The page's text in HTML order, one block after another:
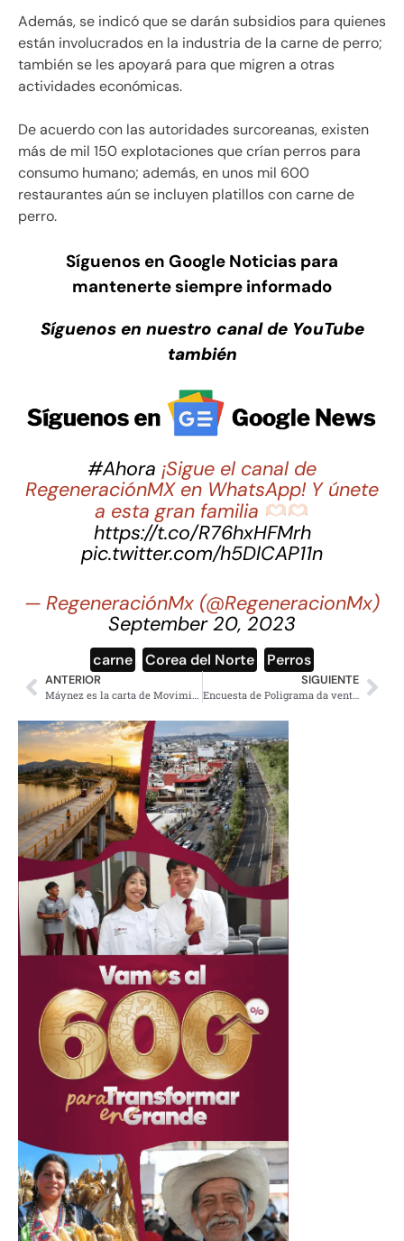
Además, se indicó que se darán subsidios para quienes
están involucrados en la industria de la carne de perro;
también se les apoyará para que migren a otras
actividades económicas.
De acuerdo con las autoridades surcoreanas, existen
más de mil 150 explotaciones que crían perros para
consumo humano; además, en unos mil 600
restaurantes aún se incluyen platillos con carne de
perro.
Síguenos en Google Noticias para
mantenerte siempre informado
Síguenos en nuestro canal de YouTube
también
#Ahora ¡Sigue el canal de
RegeneraciónMX en WhatsApp! Y únete
a esta gran familia
https://t.co/R76hxHFMrh
pic.twitter.com/h5DlCAP11n
— RegeneraciónMx (@RegeneracionMx)
September 20, 2023
carne Corea del Norte Perros
ANTERIOR
Máynez es la carta de Movimiento Ciudadano para la Presidencia de México
SIGUIENTE
Encuesta de Poligrama da ventaja a Morena en 6 de las 9 gubernaturas